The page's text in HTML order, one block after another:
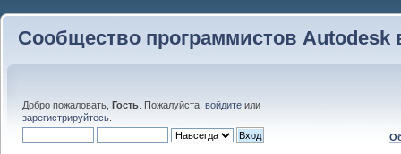
Сообщество программистов Autodesk
Добро пожаловать, Гость . Пожалуйста, войдите или
зарегистрируйтесь